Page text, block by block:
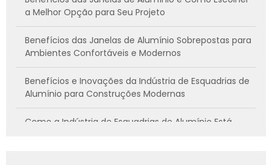
a Melhor Opção para Seu Projeto
Benefícios das Janelas de Alumínio Sobrepostas para
Ambientes Confortáveis e Modernos
Benefícios e Inovações da Indústria de Esquadrias de
Alumínio para Construções Modernas
Como a Indústria de Esquadrias de Alumínio Está